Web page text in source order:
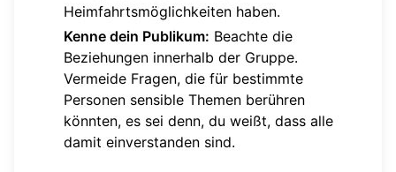
Heimfahrtsmöglichkeiten haben.
Kenne dein Publikum: Beachte die
Beziehungen innerhalb der Gruppe.
Vermeide Fragen, die für bestimmte
Personen sensible Themen berühren
könnten, es sei denn, du weißt, dass alle
damit einverstanden sind.